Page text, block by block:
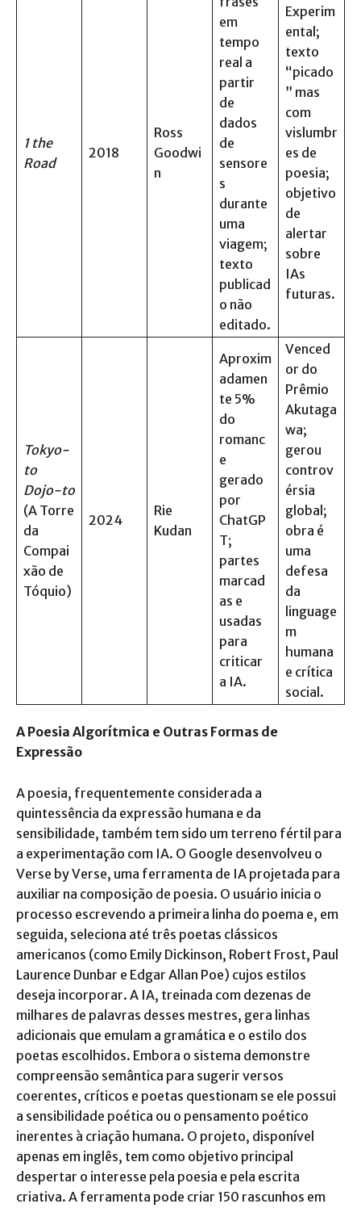
1 the
Road
2018
Ross
Goodwi
n
em
tempo
real a
partir
de
dados
de
sensore
s
durante
uma
viagem;
texto
publicad
o não
editado.
Experim
ental;
texto
“picado
” mas
com
vislumbr
es de
poesia;
objetivo
de
alertar
sobre
IAs
futuras.
Tokyo-
to
Dojo-to
(A Torre
da
Compai
xão de
Tóquio)
2024
Rie
Kudan
Aproxim
adamen
te 5%
do
romanc
e
gerado
por
ChatGP
T;
partes
marcad
as e
usadas
para
criticar
a IA.
Venced
or do
Prêmio
Akutaga
wa;
gerou
controv
érsia
global;
obra é
uma
defesa
da
linguage
m
humana
e crítica
social.
A Poesia Algorítmica e Outras Formas de
Expressão
A poesia, frequentemente considerada a
quintessência da expressão humana e da
sensibilidade, também tem sido um terreno fértil para
a experimentação com IA. O Google desenvolveu o
Verse by Verse, uma ferramenta de IA projetada para
auxiliar na composição de poesia. O usuário inicia o
processo escrevendo a primeira linha do poema e, em
seguida, seleciona até três poetas clássicos
americanos (como Emily Dickinson, Robert Frost, Paul
Laurence Dunbar e Edgar Allan Poe) cujos estilos
deseja incorporar. A IA, treinada com dezenas de
milhares de palavras desses mestres, gera linhas
adicionais que emulam a gramática e o estilo dos
poetas escolhidos. Embora o sistema demonstre
compreensão semântica para sugerir versos
coerentes, críticos e poetas questionam se ele possui
a sensibilidade poética ou o pensamento poético
inerentes à criação humana. O projeto, disponível
apenas em inglês, tem como objetivo principal
despertar o interesse pela poesia e pela escrita
criativa. A ferramenta pode criar 150 rascunhos em